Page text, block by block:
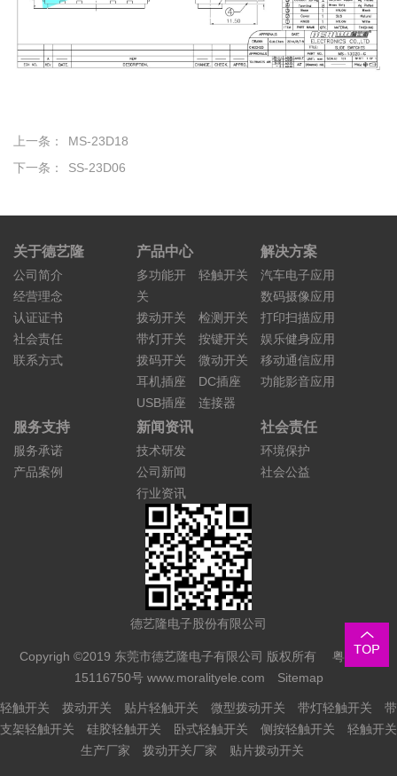
上一条：
MS-23D18
下一条：
SS-23D06
关于德艺隆
公司简介
经营理念
认证证书
社会责任
联系方式
产品中心
多功能开
关
轻触开关
拨动开关
检测开关
带灯开关
按键开关
拨码开关
微动开关
耳机插座
DC插座
USB插座
连接器
解决方案
汽车电子应用
数码摄像应用
打印扫描应用
娱乐健身应用
移动通信应用
功能影音应用
服务支持
服务承诺
产品案例
新闻资讯
技术研发
公司新闻
行业资讯
社会责任
环境保护
社会公益
德艺隆电子股份有限公司
Copyrigh ©2019 东莞市德艺隆电子有限公司 版权所有 粤ICP备
15116750号 www.moralityele.com Sitemap
轻触开关 拨动开关 贴片轻触开关 微型拨动开关 带灯轻触开关
带
支架轻触开关
硅胶轻触开关 卧式轻触开关 侧按轻触开关
轻触开关
生产厂家
拨动开关厂家 贴片拨动开关